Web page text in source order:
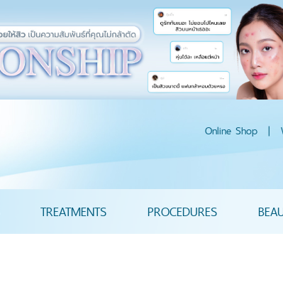
Online Shop |
TREATMENTS PROCEDURES